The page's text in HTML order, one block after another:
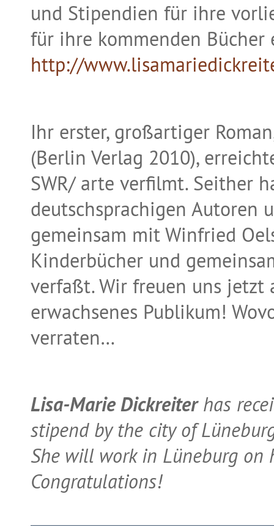
und Stipendien für ihre
für ihre kommenden Bücher
http://
Ihr erster, großartiger
(Berlin Verlag 2010),
SWR/ arte verfilmt. Seither
deutschsprachigen Autoren
gemeinsam mit Winfried
Kinderbücher und
verfaßt. Wir freuen uns jetzt
erwachsenes Publikum!
verraten…
Lisa-Marie Dickreiterhas
stipend by the city of
She will work in Lüneburg on
Congratulations!